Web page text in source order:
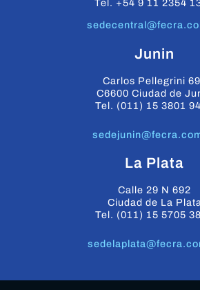
Tel. +54 9 11 2354
Junin
Carlos Pellegrini
C6600 Ciudad de
Tel. (011) 15 3801
La Plata
Calle 29 N 692
Ciudad de La Plata
Tel. (011) 15 5705